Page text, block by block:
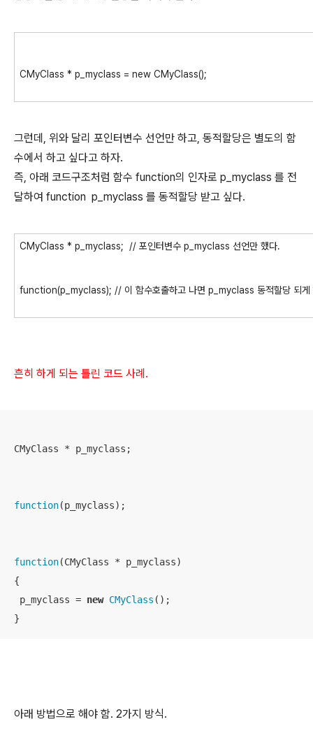
CMyClass * p_myclass = new CMyClass();
그런데, 위와 달리 포인터변수 선언만 하고, 동적할당은 별도의 함
수에서 하고 싶다고 하자.
즉, 아래 코드구조처럼 함수 function의 인자로 p_myclass 를 전
달하여 function p_myclass 를 동적할당 받고 싶다.
CMyClass * p_myclass; // 포인터변수 p_myclass 선언만 했다.
function(p_myclass); // 이 함수호출하고 나면 p_myclass 동적할당 되
흔히 하게 되는 틀린 코드 사례.
CMyClass * p_myclass;
function(p_myclass);
function(CMyClass * p_myclass)
{
p_myclass = new CMyClass ();
}
아래 방법으로 해야 함. 2가지 방식.